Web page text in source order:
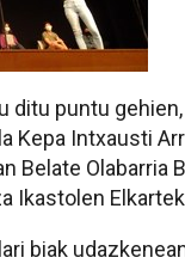
ditu puntu
Kepa Intxausti
Belate Olabarria
Ikastolen
biak